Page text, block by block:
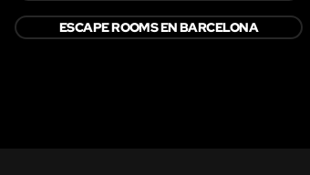
ESCAPE ROOMS EN BARCELONA